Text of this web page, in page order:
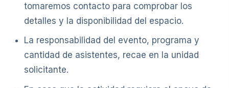
tomaremos contacto para comprobar los
detalles y la disponibilidad del espacio.
La responsabilidad del evento, programa y
cantidad de asistentes, recae en la unidad
solicitante.